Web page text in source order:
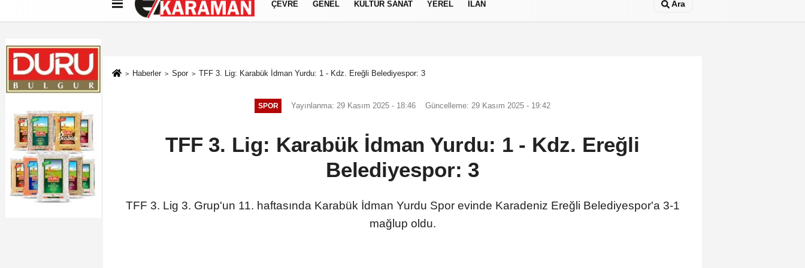
Künye İletişim Çerez Politikası Gizlilik İlkeleri
ÇEVRE GENEL KÜLTÜR SANAT YEREL İLAN Ara
Haberler Spor TFF 3. Lig: Karabük İdman Yurdu: 1 - Kdz. Ereğli Belediyespor: 3
SPOR Yayınlanma: 29 Kasım 2025 - 18:46 Güncelleme: 29 Kasım 2025 - 19:42
TFF 3. Lig: Karabük İdman Yurdu: 1 - Kdz. Ereğli
Belediyespor: 3
TFF 3. Lig 3. Grup'un 11. haftasında Karabük İdman Yurdu Spor evinde Karadeniz Ereğli Belediyespor'a 3-1
mağlup oldu.